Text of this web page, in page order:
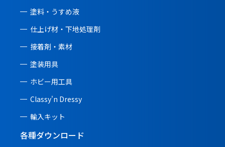
塗料・うすめ液
仕上げ材・下地処理剤
接着剤・素材
塗装用具
ホビー用工具
Classy'n Dressy
輸入キット
各種ダウンロード